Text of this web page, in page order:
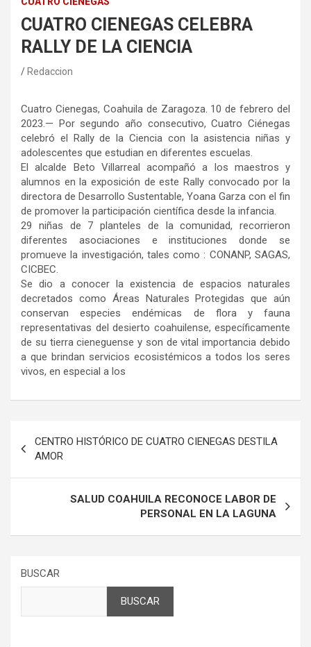
CUATRO CIENEGAS CELEBRA
RALLY DE LA CIENCIA
Redaccion
Cuatro Cienegas, Coahuila de Zaragoza. 10 de febrero del
2023.— Por segundo año consecutivo, Cuatro Ciénegas
celebró el Rally de la Ciencia con la asistencia niñas y
adolescentes que estudian en diferentes escuelas.
El alcalde Beto Villarreal acompañó a los maestros y
alumnos en la exposición de este Rally convocado por la
directora de Desarrollo Sustentable, Yoana Garza con el fin
de promover la participación científica desde la infancia.
29 niñas de 7 planteles de la comunidad, recorrieron
diferentes asociaciones e instituciones donde se
promueve la investigación, tales como : CONANP, SAGAS,
CICBEC.
Se dio a conocer la existencia de espacios naturales
decretados como Áreas Naturales Protegidas que aún
conservan especies endémicas de flora y fauna
representativas del desierto coahuilense, específicamente
de su tierra cieneguense y son de vital importancia debido
a que brindan servicios ecosistémicos a todos los seres
vivos, en especial a los
Navegación
de
entradas
CENTRO HISTÓRICO DE CUATRO CIENEGAS DESTILA
AMOR
SALUD COAHUILA RECONOCE LABOR DE
PERSONAL EN LA LAGUNA
BUSCAR
BUSCAR